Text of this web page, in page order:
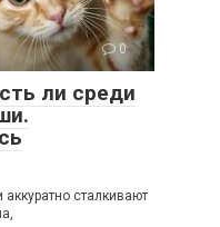
0
ли среди
сталкивают